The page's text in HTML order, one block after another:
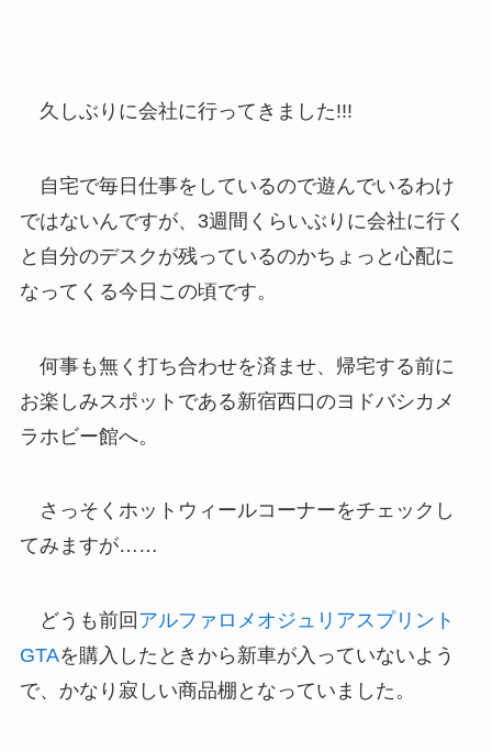
久しぶりに会社に行ってきました!!!
自宅で毎日仕事をしているので遊んでいるわけ
ではないんですが、3週間くらいぶりに会社に行く
と自分のデスクが残っているのかちょっと心配に
なってくる今日この頃です。
何事も無く打ち合わせを済ませ、帰宅する前に
お楽しみスポットである新宿西口のヨドバシカメ
ラホビー館へ。
さっそくホットウィールコーナーをチェックし
てみますが……
どうも前回 アルファロメオジュリアスプリント
GTAを購入したときから新車が入っていないよう
で、かなり寂しい商品棚となっていました。